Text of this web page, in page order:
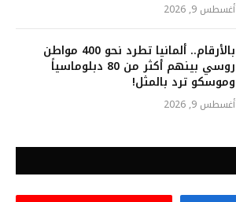
أغسطس 9, 2026
بالأرقام.. ألمانيا تطرد نحو 400 مواطن
روسي بينهم أكثر من 80 دبلوماسياً
وموسكو ترد بالمثل!
أغسطس 9, 2026